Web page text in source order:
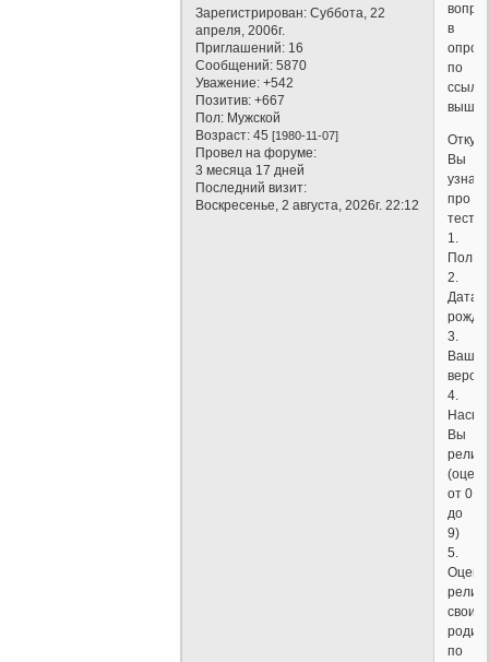
Зарегистрирован: Суббота, 22
апреля, 2006г.
Приглашений: 16
Сообщений: 5870
Уважение: +542
Позитив: +667
Пол: Мужской
Возраст: 45[1980-11-07]
Провел на форуме:
3 месяца 17 дней
Последний визит:
Воскресенье, 2 августа, 2026г. 22:12
в
по
выше.
Вы
про
тест?
1.
Пол
2.
Дата
3.
Ваше
4.
Вы
от 0
до
9)
5.
своих
по